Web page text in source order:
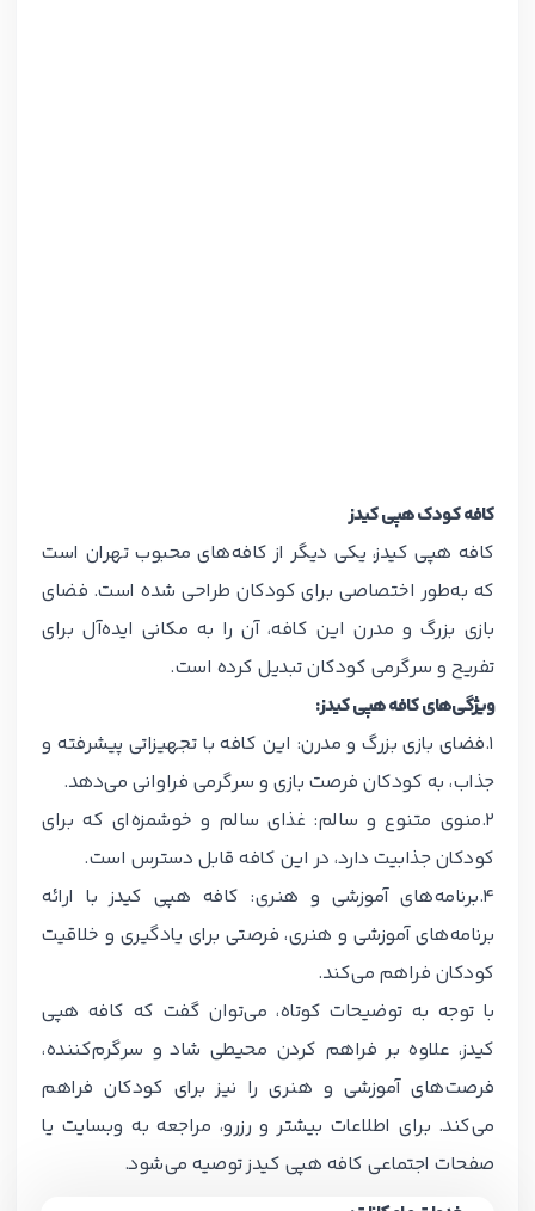
کافه کودک هپی کیدز
کافه هپی کیدز، یکی دیگر از کافه‌های محبوب تهران است
که به‌طور اختصاصی برای کودکان طراحی شده است. فضای
بازی بزرگ و مدرن این کافه، آن را به مکانی ایده‌آل برای
تفریح و سرگرمی کودکان تبدیل کرده است.
ویژگی‌های کافه هپی کیدز:
1.فضای بازی بزرگ و مدرن:
این کافه با تجهیزاتی پیشرفته و
جذاب، به کودکان فرصت بازی و سرگرمی فراوانی می‌دهد.
2.منوی متنوع و سالم:
غذای سالم و خوشمزه‌ای که برای
کودکان جذابیت دارد، در این کافه قابل دسترس است.
4.برنامه‌های آموزشی و هنری:
کافه هپی کیدز با ارائه
برنامه‌های آموزشی و هنری، فرصتی برای یادگیری و خلاقیت
کودکان فراهم می‌کند.
با توجه به توضیحات کوتاه، می‌توان گفت که کافه هپی
کیدز، علاوه بر فراهم کردن محیطی شاد و سرگرم‌کننده،
فرصت‌های آموزشی و هنری را نیز برای کودکان فراهم
می‌کند. برای اطلاعات بیشتر و رزرو، مراجعه به وبسایت یا
صفحات اجتماعی کافه هپی کیدز توصیه می‌شود.